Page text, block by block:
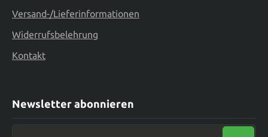
Versand-/Lieferinformationen
Widerrufsbelehrung
Kontakt
Newsletter abonnieren